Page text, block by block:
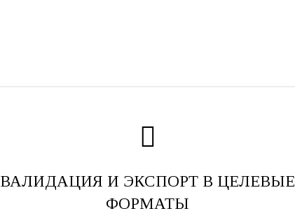
ВАЛИДАЦИЯ И ЭКСПОРТ В ЦЕЛЕВЫЕ
ФОРМАТЫ